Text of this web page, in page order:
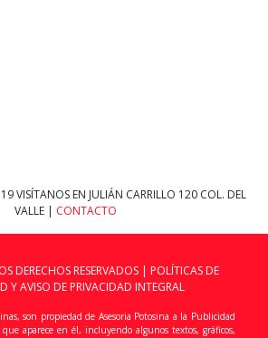
VISÍTANOS EN JULIÁN CARRILLO 120 COL. DEL
VALLE | CONTACTO
DERECHOS RESERVADOS | POLÍTICAS DE
Y AVISO DE PRIVACIDAD INTEGRAL
son propiedad de Asesoria Potosina a la Publicidad
aparece en él, incluyendo algunos textos, gráficos,